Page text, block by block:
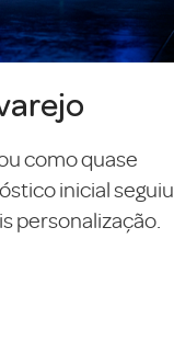
como quase
inicial seguiu
personalização.